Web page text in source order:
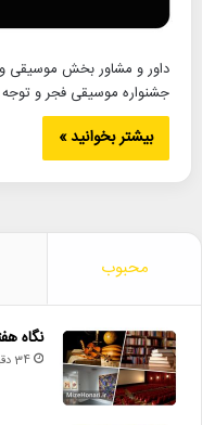
داور و مشاور بخش موسیقی و
جشنواره موسیقی فجر و توجه
بیشتر بخوانید »
محبوب
نگاه
34 دقیقه پیش